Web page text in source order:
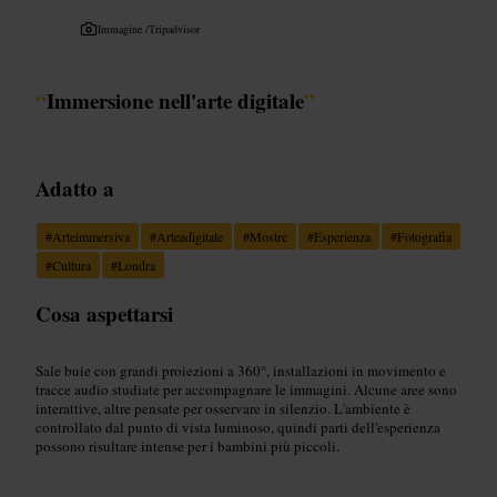
Immagine /Tripadvisor
“Immersione nell'arte digitale”
Adatto a
#Arteimmersiva #Arteadigitale #Mostre #Esperienza #Fotografia
#Cultura #Londra
Cosa aspettarsi
Sale buie con grandi proiezioni a 360°, installazioni in movimento e
tracce audio studiate per accompagnare le immagini. Alcune aree sono
interattive, altre pensate per osservare in silenzio. L'ambiente è
controllato dal punto di vista luminoso, quindi parti dell'esperienza
possono risultare intense per i bambini più piccoli.